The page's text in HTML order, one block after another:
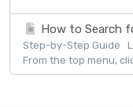
How to Search
Step-by-Step Guide
From the top menu,